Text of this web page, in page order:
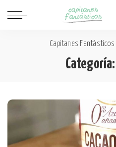
Capitanes Fantásticos
Categoría: